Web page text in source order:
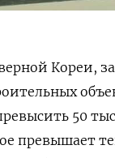
Кореи,
50
превышает